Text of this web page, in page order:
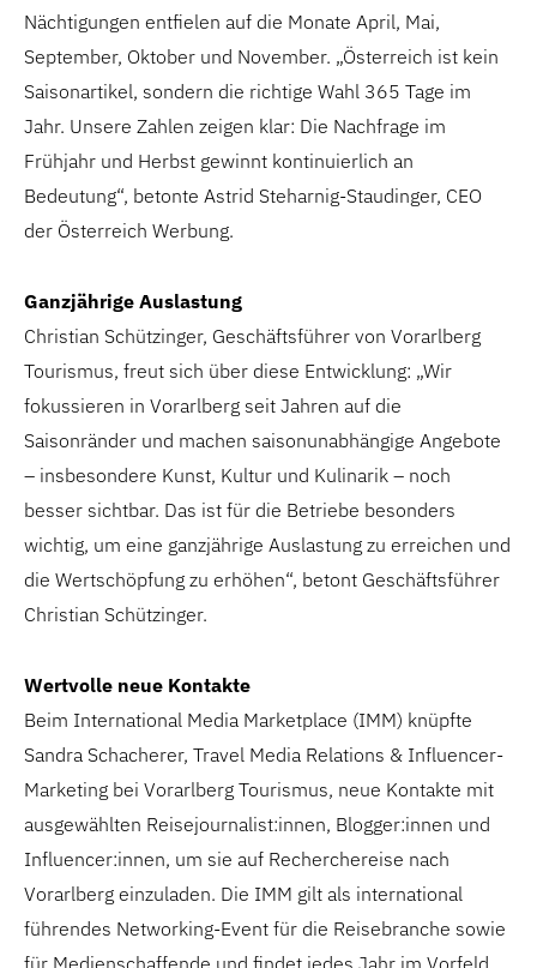
Nächtigungen entfielen auf die Monate April, Mai,
September, Oktober und November. „Österreich ist kein
Saisonartikel, sondern die richtige Wahl 365 Tage im
Jahr. Unsere Zahlen zeigen klar: Die Nachfrage im
Frühjahr und Herbst gewinnt kontinuierlich an
Bedeutung“, betonte Astrid Steharnig-Staudinger, CEO
der Österreich Werbung.
Ganzjährige Auslastung
Christian Schützinger, Geschäftsführer von Vorarlberg
Tourismus, freut sich über diese Entwicklung: „Wir
fokussieren in Vorarlberg seit Jahren auf die
Saisonränder und machen saisonunabhängige Angebote
– insbesondere Kunst, Kultur und Kulinarik – noch
besser sichtbar. Das ist für die Betriebe besonders
wichtig, um eine ganzjährige Auslastung zu erreichen und
die Wertschöpfung zu erhöhen“, betont Geschäftsführer
Christian Schützinger.
Wertvolle neue Kontakte
Beim International Media Marketplace (IMM) knüpfte
Sandra Schacherer, Travel Media Relations & Influencer-
Marketing bei Vorarlberg Tourismus, neue Kontakte mit
ausgewählten Reisejournalist:innen, Blogger:innen und
Influencer:innen, um sie auf Recherchereise nach
Vorarlberg einzuladen. Die IMM gilt als international
führendes Networking-Event für die Reisebranche sowie
für Medienschaffende und findet jedes Jahr im Vorfeld